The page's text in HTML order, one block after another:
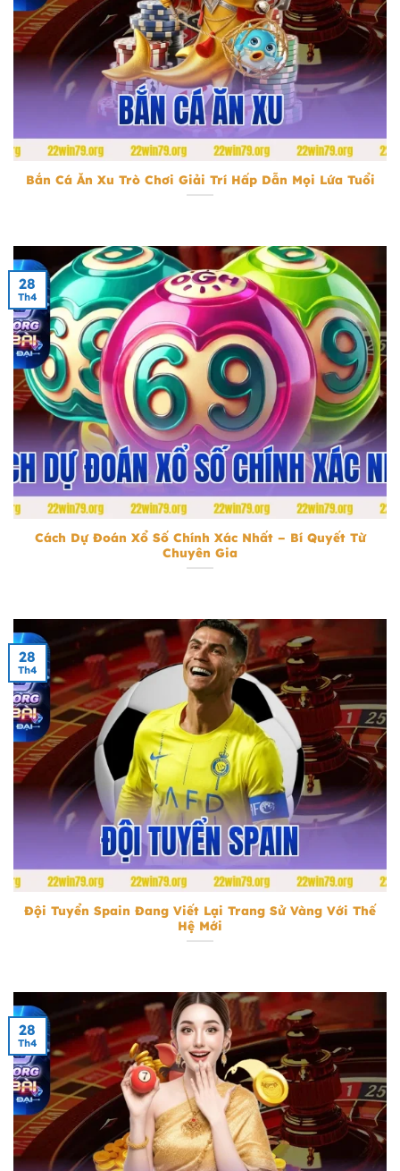
Bắn Cá Ăn Xu Trò Chơi Giải Trí Hấp Dẫn Mọi Lứa Tuổi
Cách Dự Đoán Xổ Số Chính Xác Nhất
Cách Dự Đoán Xổ Số Chính Xác Nhất – Bí Quyết Từ
Chuyên Gia
28
Th4
Đội Tuyển Spain
Đội Tuyển Spain Đang Viết Lại Trang Sử Vàng Với Thế
Hệ Mới
28
Th4
28
Th4